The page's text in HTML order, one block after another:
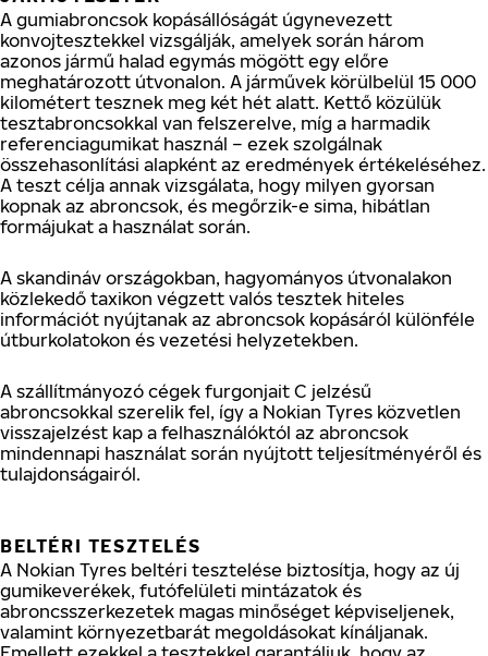
A gumiabroncsok kopásállóságát úgynevezett
konvojtesztekkel vizsgálják, amelyek során három
azonos jármű halad egymás mögött egy előre
meghatározott útvonalon. A járművek körülbelül 15 000
kilométert tesznek meg két hét alatt. Kettő közülük
tesztabroncsokkal van felszerelve, míg a harmadik
referenciagumikat használ – ezek szolgálnak
összehasonlítási alapként az eredmények értékeléséhez.
A teszt célja annak vizsgálata, hogy milyen gyorsan
kopnak az abroncsok, és megőrzik-e sima, hibátlan
formájukat a használat során.
A skandináv országokban, hagyományos útvonalakon
közlekedő taxikon végzett valós tesztek hiteles
információt nyújtanak az abroncsok kopásáról különféle
útburkolatokon és vezetési helyzetekben.
A szállítmányozó cégek furgonjait C jelzésű
abroncsokkal szerelik fel, így a Nokian Tyres közvetlen
visszajelzést kap a felhasználóktól az abroncsok
mindennapi használat során nyújtott teljesítményéről és
tulajdonságairól.
BELTÉRI TESZTELÉS
A Nokian Tyres beltéri tesztelése biztosítja, hogy az új
gumikeverékek, futófelületi mintázatok és
abroncsszerkezetek magas minőséget képviseljenek,
valamint környezetbarát megoldásokat kínáljanak.